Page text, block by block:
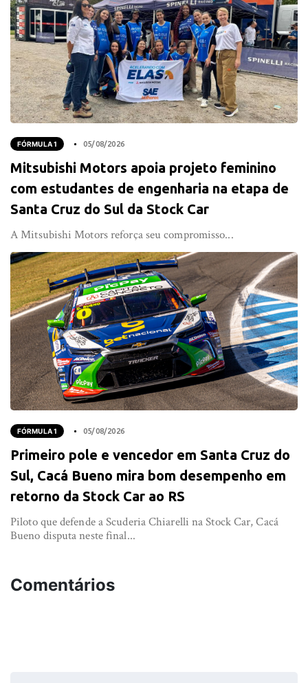
FÓRMULA 1 05/08/2026
Mitsubishi Motors apoia projeto feminino
com estudantes de engenharia na etapa de
Santa Cruz do Sul da Stock Car
A Mitsubishi Motors reforça seu compromisso...
FÓRMULA 1 05/08/2026
Primeiro pole e vencedor em Santa Cruz do
Sul, Cacá Bueno mira bom desempenho em
retorno da Stock Car ao RS
Piloto que defende a Scuderia Chiarelli na Stock Car, Cacá
Bueno disputa neste final...
Comentários